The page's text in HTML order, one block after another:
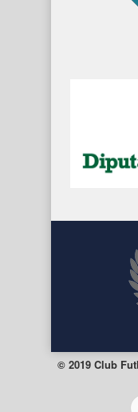
© 2019 Club